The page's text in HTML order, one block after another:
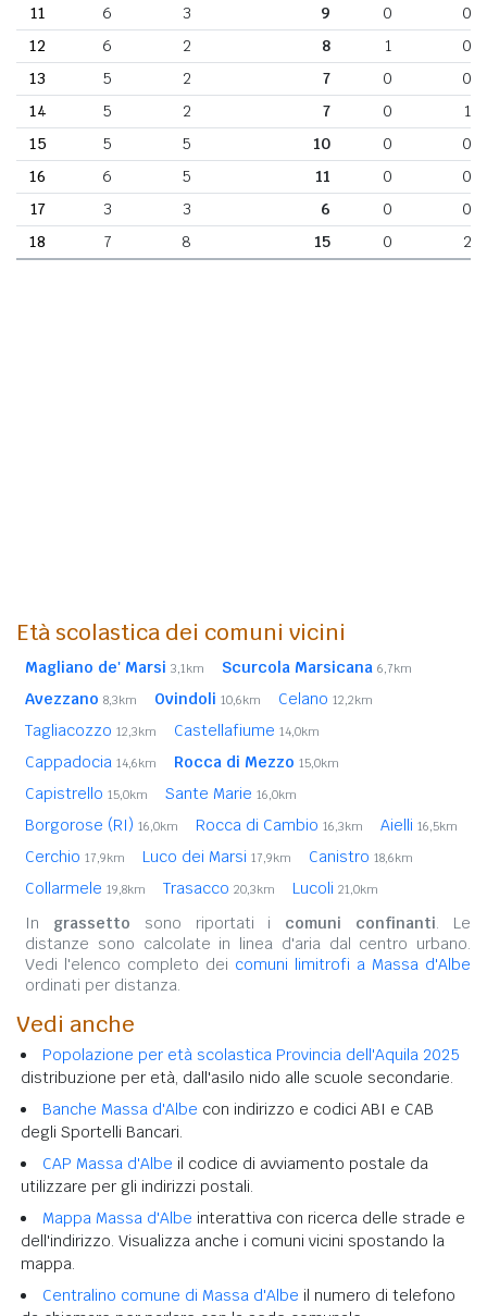
11
6 3 9 0
0
12
6 2 8 1
0
13
5 2 7 0
0
14
5 2 7 0
1
15
5 5 10 0
0
16
6 5 11 0
0
17
3 3 6 0
0
18
7 8 15 0 2
Età scolastica dei comuni vicini
Magliano de' Marsi 3,1km Scurcola Marsicana 6,7km
Avezzano 8,3km Ovindoli 10,6km Celano 12,2km
Tagliacozzo 12,3km Castellafiume 14,0km
Cappadocia 14,6km Rocca di Mezzo 15,0km
Capistrello 15,0km Sante Marie 16,0km
Borgorose (RI) 16,0km Rocca di Cambio 16,3km Aielli 16,5km
Cerchio 17,9km Luco dei Marsi 17,9km Canistro 18,6km
Collarmele 19,8km Trasacco 20,3km Lucoli 21,0km
In grassetto sono riportati i comuni confinanti. Le
distanze sono calcolate in linea d'aria dal centro urbano.
Vedi l'elenco completo dei comuni limitrofi a Massa d'Albe
ordinati per distanza.
Vedi anche
Popolazione per età scolastica Provincia dell'Aquila 2025
distribuzione per età, dall'asilo nido alle scuole secondarie.
Banche Massa d'Albe con indirizzo e codici ABI e CAB
degli Sportelli Bancari.
CAP Massa d'Albe il codice di avviamento postale da
utilizzare per gli indirizzi postali.
Mappa Massa d'Albe interattiva con ricerca delle strade e
dell'indirizzo. Visualizza anche i comuni vicini spostando la
mappa.
Centralino comune di Massa d'Albe il numero di telefono